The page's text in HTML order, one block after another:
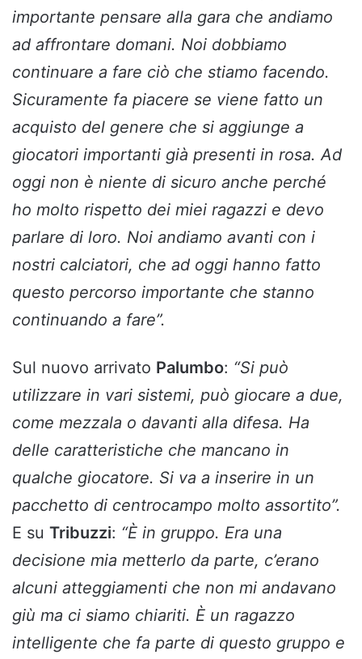
importante pensare alla gara che andiamo
ad affrontare domani. Noi dobbiamo
continuare a fare ciò che stiamo facendo.
Sicuramente fa piacere se viene fatto un
acquisto del genere che si aggiunge a
giocatori importanti già presenti in rosa. Ad
oggi non è niente di sicuro anche perché
ho molto rispetto dei miei ragazzi e devo
parlare di loro. Noi andiamo avanti con i
nostri calciatori, che ad oggi hanno fatto
questo percorso importante che stanno
continuando a fare”.
Sul nuovo arrivato Palumbo: “Si può
utilizzare in vari sistemi, può giocare a due,
come mezzala o davanti alla difesa. Ha
delle caratteristiche che mancano in
qualche giocatore. Si va a inserire in un
pacchetto di centrocampo molto assortito”.
E su Tribuzzi: “È in gruppo. Era una
decisione mia metterlo da parte, c’erano
alcuni atteggiamenti che non mi andavano
giù ma ci siamo chiariti. È un ragazzo
intelligente che fa parte di questo gruppo e